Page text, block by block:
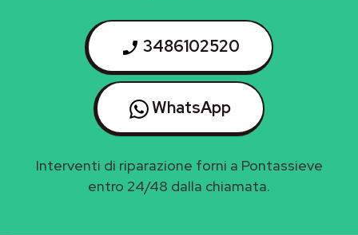
3486102520
WhatsApp
Interventi di riparazione forni a Pontassieve
entro 24/48 dalla chiamata.